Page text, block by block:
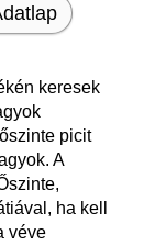
keresek
picit
A
ha kell
véve